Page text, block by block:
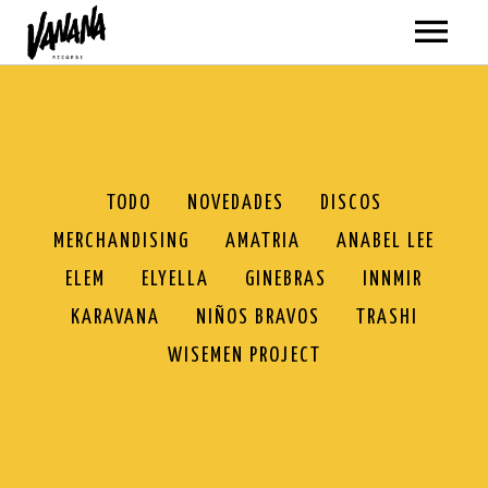
VER TODO
AMATRIA
BLACKPANDA
VÍDEOS
TODOS
AMATRIA
ANABEL LEE
SOBRE NOSOTROS
TIENDA
TODO NOVEDADES
DISCOS
MERCHANDISING
AMATRIA
ANABEL LEE
ELEM
ELYELLA GINEBRAS
INNMIR
KARAVANA
NIÑOS BRAVOS
TRASHI
WISEMEN PROJECT